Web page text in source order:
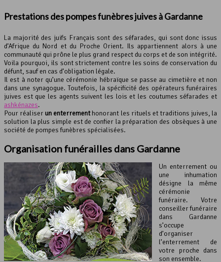
Prestations des pompes funèbres juives à Gardanne
La majorité des juifs Français sont des séfarades, qui sont donc issus
d’Afrique du Nord et du Proche Orient. Ils appartiennent alors à une
communauté qui prône le plus grand respect du corps et de son intégrité.
Voila pourquoi, ils sont strictement contre les soins de conservation du
défunt, sauf en cas d’obligation légale.
Il est à noter qu’une cérémonie hébraïque se passe au cimetière et non
dans une synagogue. Toutefois, la spécificité des opérateurs funéraires
juives est que les agents suivent les lois et les coutumes séfarades et
ashkénazes.
Pour réaliserun enterrementhonorant les rituels et traditions juives, la
solution la plus simple est de confier la préparation des obsèques à une
société de pompes funèbres spécialisées.
Organisation funérailles dans Gardanne
Un enterrement ou
une inhumation
désigne la même
cérémonie
funéraire. Votre
conseiller funéraire
dans Gardanne
s’occupe
d’organiser
l’enterrement de
votre proche dans
son ensemble.